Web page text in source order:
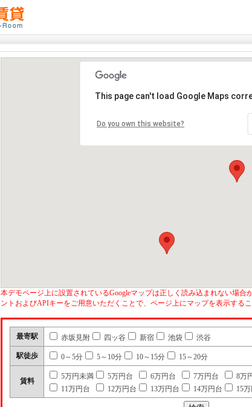
This page can't load Google Maps
Do you own this website?
本デモページ上に設置されているGoogleマップは正しく読み込まれない場合
ントおよびAPIキーをご用意いただくことで、ページ上にマップを表示するこ
最寄駅 赤坂見附 四ッ谷 新宿 池袋 渋谷
駅徒歩 0～5分 5～10分 10～15分 15～20分
賃料
5万円未満 5万円台 6万円台 7万円台 8万
11万円台
12万円台 13万円台 14万円台 15